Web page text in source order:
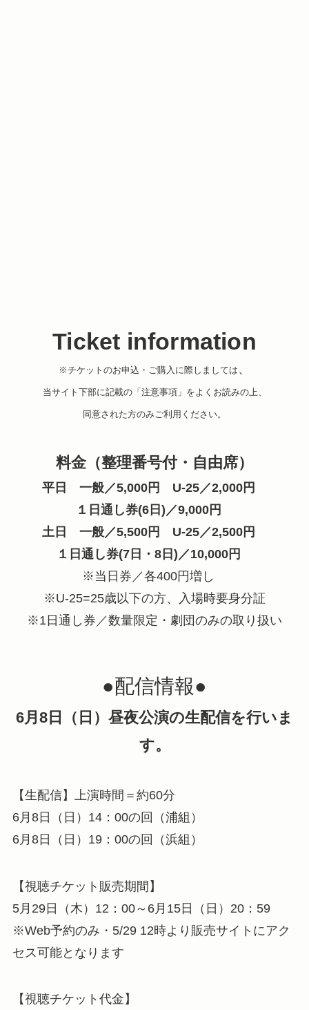
Ticket information
※チケットのお申込・ご購入に際しましては 、
当サイト下部に記載の「注意事項」をよくお読みの上、
同意された方のみご利用ください。
料金（整理番号付・自由席）
平日 一般／5,000円 U-25／2,000円
１日通し券(6日)／9,000円
土日 一般／5,500円 U-25／2,500円
１日通し券(7日・8日)／10,000円
※当日券／各400円増し
※U-25=25歳以下の方、入場時要身分証
※1日通し券／数量限定・劇団のみの取り扱い
●配信情報●
6月8日（日）昼夜公演の生配信を行いま
す。
【生配信】上演時間＝約60分
6月8日（日）14：00の回（浦組）
6月8日（日）19：00の回（浜組）
【視聴チケット販売期間】
5月29日（木）12：00～6月15日（日）20：59
※Web予約のみ・5/29 12時より販売サイトにアク
セス可能となります
【視聴チケット代金】